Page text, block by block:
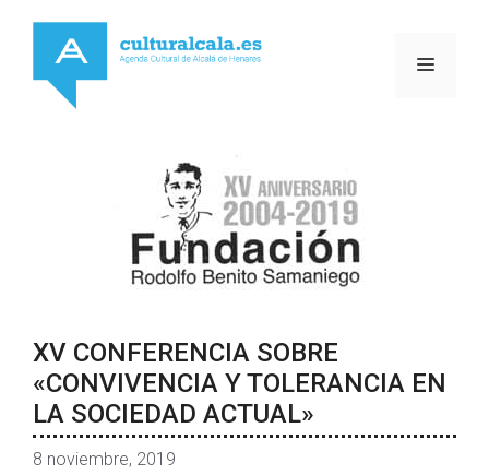
contenido
MENÚ
XV CONFERENCIA SOBRE
«CONVIVENCIA Y TOLERANCIA EN
LA SOCIEDAD ACTUAL»
8 noviembre, 2019